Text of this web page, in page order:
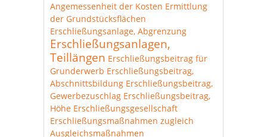
Angemessenheit der Kosten Ermittlung
der Grundstücksflächen
Erschließungsanlage, Abgrenzung
Erschließungsanlagen,
Teillängen Erschließungsbeitrag für
Grunderwerb Erschließungsbeitrag,
Abschnittsbildung Erschließungsbeitrag,
Gewerbezuschlag Erschließungsbeitrag,
Höhe Erschließungsgesellschaft
Erschließungsmaßnahmen zugleich
Ausgleichsmaßnahmen